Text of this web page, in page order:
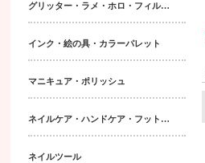
グリッター・ラメ・ホロ・フィルム・パウダー｜ネイルパーツ
インク・絵の具・カラーパレット
マニキュア・ポリッシュ
ネイルケア・ハンドケア・フットケア・ボディケア
ネイルツール